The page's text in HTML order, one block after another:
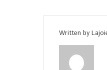
Written by